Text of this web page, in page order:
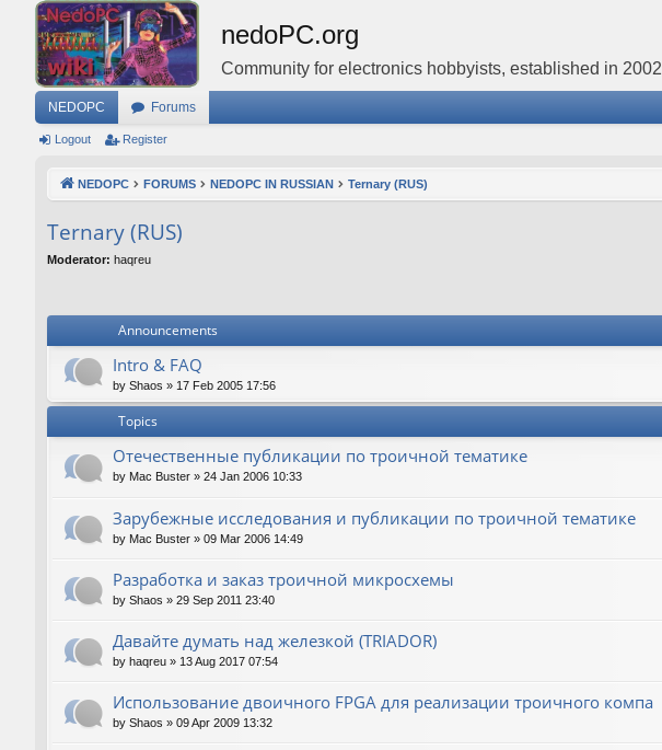
nedoPC.org
Community for electronics hobbyists, established in 2002
NEDOPC Forums
Logout Register
NEDOPC FORUMS NEDOPC IN RUSSIAN Ternary (RUS)
Ternary (RUS)
Moderator: haqreu
Announcements
Intro & FAQ
by Shaos » 17 Feb 2005 17:56
Topics
Отечественные публикации по троичной тематике
by Mac Buster » 24 Jan 2006 10:33
Зарубежные исследования и публикации по троичной тематике
by Mac Buster » 09 Mar 2006 14:49
Разработка и заказ троичной микросхемы
by Shaos » 29 Sep 2011 23:40
Давайте думать над железкой (TRIADOR)
by haqreu » 13 Aug 2017 07:54
Использование двоичного FPGA для реализации троичного компа
by Shaos » 09 Apr 2009 13:32